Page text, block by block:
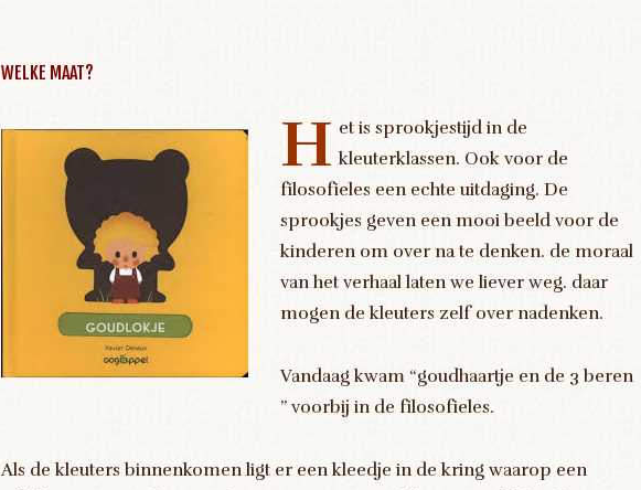
WELKE MAAT?
H et is sprookjestijd in de
kleuterklassen. Ook voor de
filosofieles een echte uitdaging. De
sprookjes geven een mooi beeld voor de
kinderen om over na te denken. de moraal
van het verhaal laten we liever weg. daar
mogen de kleuters zelf over nadenken.
Vandaag kwam “goudhaartje en de 3 beren
” voorbij in de filosofieles.
Als de kleuters binnenkomen ligt er een kleedje in de kring waarop een